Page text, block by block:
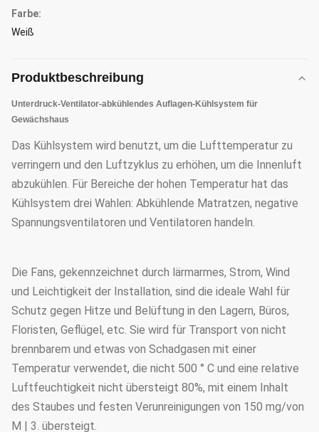
Farbe:
Weiß
Produktbeschreibung
Unterdruck-Ventilator-abkühlendes Auflagen-Kühlsystem für
Gewächshaus
Das Kühlsystem wird benutzt, um die Lufttemperatur zu
verringern und den Luftzyklus zu erhöhen, um die Innenluft
abzukühlen. Für Bereiche der hohen Temperatur hat das
Kühlsystem drei Wahlen: Abkühlende Matratzen, negative
Spannungsventilatoren und Ventilatoren handeln.
Die Fans, gekennzeichnet durch lärmarmes, Strom, Wind
und Leichtigkeit der Installation, sind die ideale Wahl für
Schutz gegen Hitze und Belüftung in den Lagern, Büros,
Floristen, Geflügel, etc. Sie wird für Transport von nicht
brennbarem und etwas von Schadgasen mit einer
Temperatur verwendet, die nicht 500 ° C und eine relative
Luftfeuchtigkeit nicht übersteigt 80%, mit einem Inhalt
des Staubes und festen Verunreinigungen von 150 mg/von
M | 3. übersteigt.